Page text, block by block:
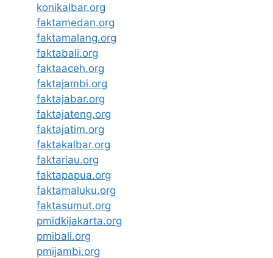
konikalbar.org
faktamedan.org
faktamalang.org
faktabali.org
faktaaceh.org
faktajambi.org
faktajabar.org
faktajateng.org
faktajatim.org
faktakalbar.org
faktariau.org
faktapapua.org
faktamaluku.org
faktasumut.org
pmidkijakarta.org
pmibali.org
pmijambi.org